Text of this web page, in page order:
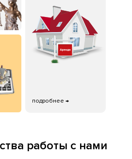
подробнее →
работы с нами